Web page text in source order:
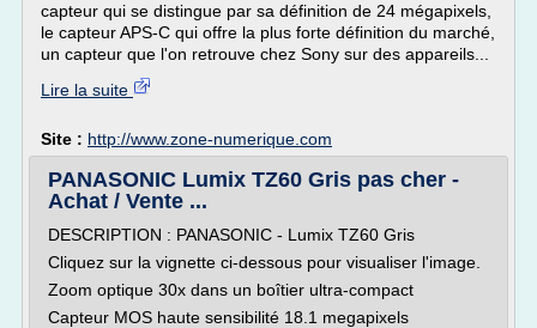
capteur qui se distingue par sa définition de 24 mégapixels,
le capteur APS-C qui offre la plus forte définition du marché,
un capteur que l'on retrouve chez Sony sur des appareils...
Lire la suite
Site : http://www.zone-numerique.com
PANASONIC Lumix TZ60 Gris pas cher -
Achat / Vente ...
DESCRIPTION : PANASONIC - Lumix TZ60 Gris
Cliquez sur la vignette ci-dessous pour visualiser l'image.
Zoom optique 30x dans un boîtier ultra-compact
Capteur MOS haute sensibilité 18.1 megapixels